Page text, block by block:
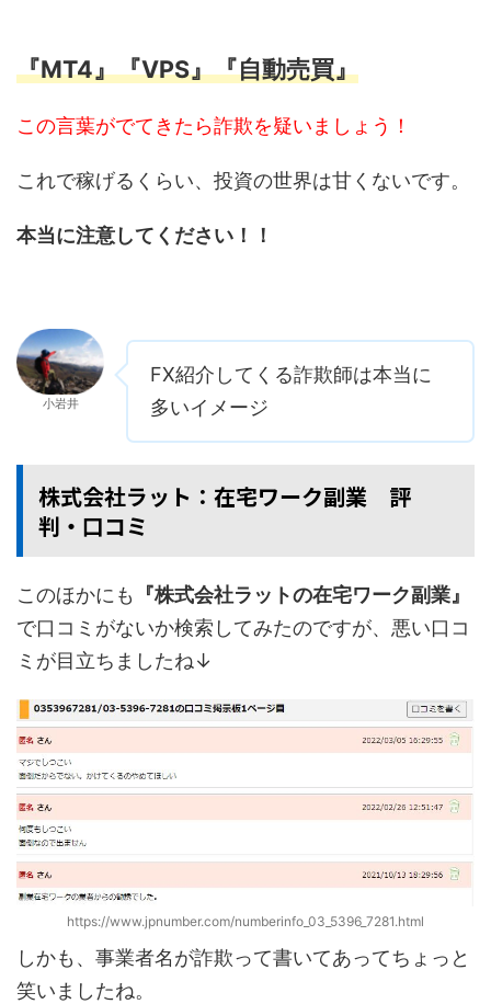
『MT4』『VPS』『自動売買』
この言葉がでてきたら詐欺を疑いましょう！
これで稼げるくらい、投資の世界は甘くないです。
本当に注意してください！！
小岩井
FX紹介してくる詐欺師は本当に
多いイメージ
株式会社ラット：在宅ワーク副業 評
判・口コミ
このほかにも
『株式会社ラットの在宅ワーク副業』
で口コミがないか検索してみたのですが、悪い口コ
ミが目立ちましたね↓
https://www.jpnumber.com/numberinfo_03_5396_7281.html
しかも、事業者名が詐欺って書いてあってちょっと
笑いましたね。